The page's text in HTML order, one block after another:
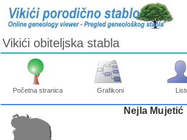
Vikići obiteljska stabla
Početna stranica Grafikoni
Nejla Mujetić